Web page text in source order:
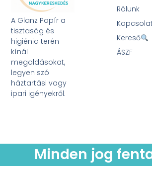
A Glanz Papír a
tisztaság és
higiénia terén
kínál
megoldásokat,
legyen szó
háztartási vagy
ipari igényekről.
Rólunk
Kapcsolat
Kereső
ÁSZF
Minden jog